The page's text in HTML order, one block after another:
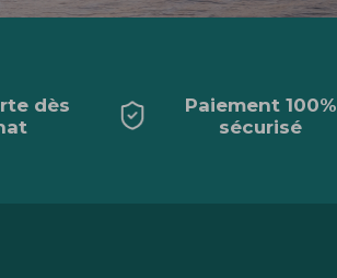
dès
Paiement 100%
sécurisé